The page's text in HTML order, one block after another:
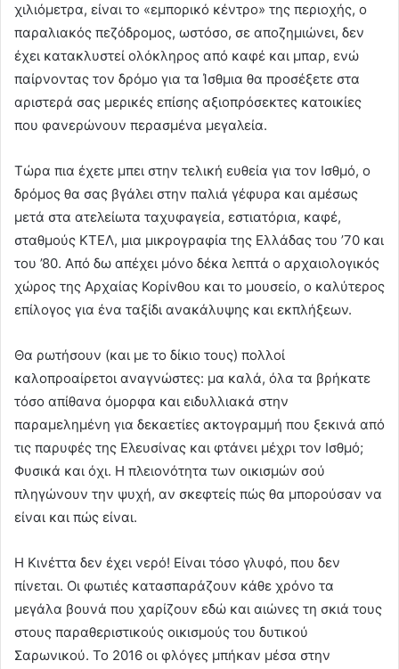
χιλιόμετρα, είναι το «εμπορικό κέντρο» της περιοχής, ο
παραλιακός πεζόδρομος, ωστόσο, σε αποζημιώνει, δεν
έχει κατακλυστεί ολόκληρος από καφέ και μπαρ, ενώ
παίρνοντας τον δρόμο για τα Ίσθμια θα προσέξετε στα
αριστερά σας μερικές επίσης αξιοπρόσεκτες κατοικίες
που φανερώνουν περασμένα μεγαλεία.
Τώρα πια έχετε μπει στην τελική ευθεία για τον Ισθμό, ο
δρόμος θα σας βγάλει στην παλιά γέφυρα και αμέσως
μετά στα ατελείωτα ταχυφαγεία, εστιατόρια, καφέ,
σταθμούς ΚΤΕΛ, μια μικρογραφία της Ελλάδας του ’70 και
του ’80. Από δω απέχει μόνο δέκα λεπτά ο αρχαιολογικός
χώρος της Αρχαίας Κορίνθου και το μουσείο, ο καλύτερος
επίλογος για ένα ταξίδι ανακάλυψης και εκπλήξεων.
Θα ρωτήσουν (και με το δίκιο τους) πολλοί
καλοπροαίρετοι αναγνώστες: μα καλά, όλα τα βρήκατε
τόσο απίθανα όμορφα και ειδυλλιακά στην
παραμελημένη για δεκαετίες ακτογραμμή που ξεκινά από
τις παρυφές της Ελευσίνας και φτάνει μέχρι τον Ισθμό;
Φυσικά και όχι. Η πλειονότητα των οικισμών σού
πληγώνουν την ψυχή, αν σκεφτείς πώς θα μπορούσαν να
είναι και πώς είναι.
Η Κινέττα δεν έχει νερό! Είναι τόσο γλυφό, που δεν
πίνεται. Οι φωτιές κατασπαράζουν κάθε χρόνο τα
μεγάλα βουνά που χαρίζουν εδώ και αιώνες τη σκιά τους
στους παραθεριστικούς οικισμούς του δυτικού
Σαρωνικού. Το 2016 οι φλόγες μπήκαν μέσα στην